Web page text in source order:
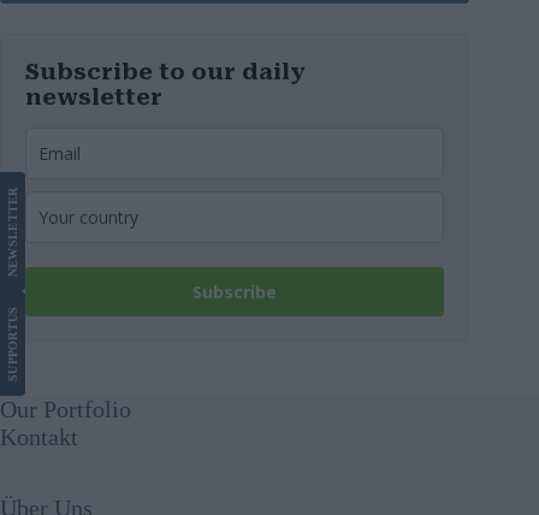
Subscribe to our daily
newsletter
Subscribe
SUPPORT
US
NEWS
LETTER
Our Portfolio
Kontakt
Über Uns